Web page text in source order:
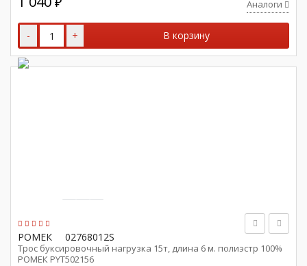
Аналоги
- + В корзину
РОМЕК 02768012S
Трос буксировочный нагрузка 15т, длина 6 м. полиэстр 100%
РОМЕК PYT502156